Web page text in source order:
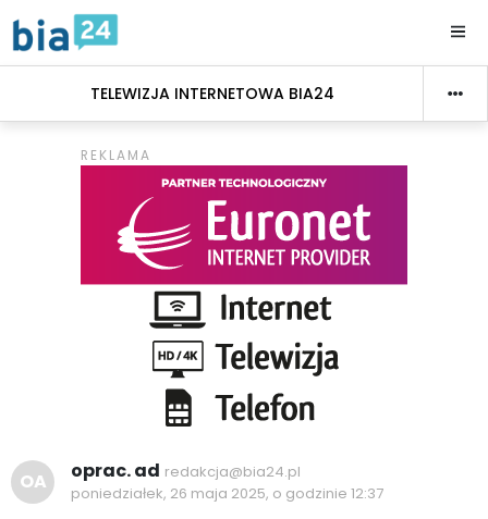
TELEWIZJA INTERNETOWA BIA24
OA oprac. ad redakcja@bia24.pl
poniedziałek, 26 maja 2025, o godzinie 12:37